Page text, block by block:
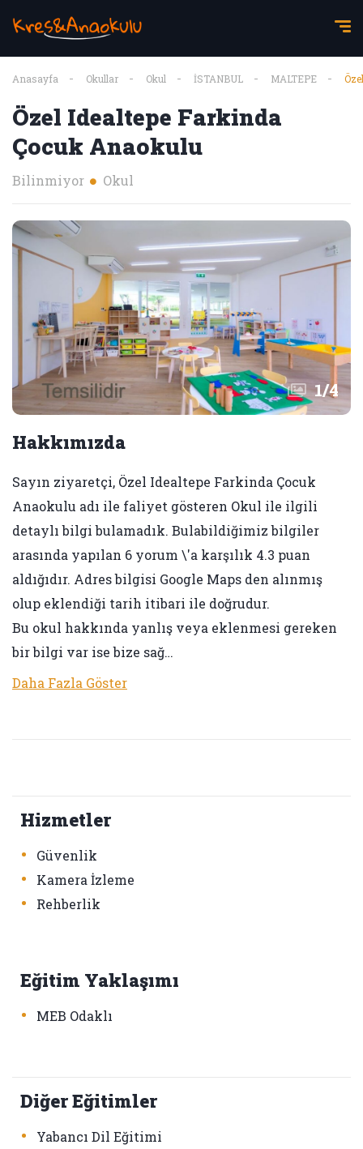
Anasayfa Okullar Okul İSTANBUL MALTEPE
Özel Idealtepe Farkinda
Çocuk Anaokulu
Bilinmiyor Okul
1/4
Hakkımızda
Sayın ziyaretçi, Özel Idealtepe Farkinda Çocuk
Anaokulu adı ile faliyet gösteren Okul ile ilgili
detaylı bilgi bulamadık. Bulabildiğimiz bilgiler
arasında yapılan 6 yorum \'a karşılık 4.3 puan
aldığıdır. Adres bilgisi Google Maps den alınmış
olup eklendiği tarih itibari ile doğrudur.
Bu okul hakkında yanlış veya eklenmesi gereken
bir bilgi var ise bize sağ…
Daha Fazla Göster
Hizmetler
• Güvenlik
• Kamera İzleme
• Rehberlik
Eğitim Yaklaşımı
• MEB Odaklı
Diğer Eğitimler
• Yabancı Dil Eğitimi